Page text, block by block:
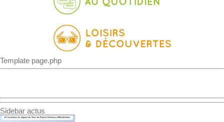
Template page.php
Sidebar actus